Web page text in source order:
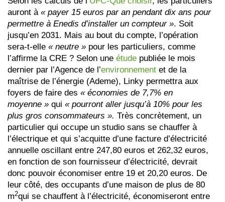
auront à « payer 15 euros par an pendant dix ans pour
permettre à Enedis d’installer un compteur ». Soit
jusqu’en 2031. Mais au bout du compte, l’opération
sera-t-elle « neutre » pour les particuliers, comme
l’affirme la CRE ? Selon une étude publiée le mois
dernier par l’Agence de l’environnement et de la
maîtrise de l’énergie (Ademe), Linky permettra aux
foyers de faire des « économies de 7,7% en
moyenne » qui « pourront aller jusqu’à 10% pour les
plus gros consommateurs ». Très concrètement, un
particulier qui occupe un studio sans se chauffer à
l’électrique et qui s’acquitte d’une facture d’électricité
annuelle oscillant entre 247,80 euros et 262,32 euros,
en fonction de son fournisseur d’électricité, devrait
donc pouvoir économiser entre 19 et 20,20 euros. De
leur côté, des occupants d’une maison de plus de 80
m2qui se chauffent à l’électricité, économiseront entre